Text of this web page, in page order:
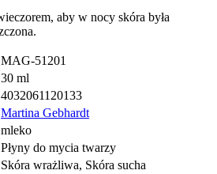
aby w nocy skóra była
MAG-51201
30 ml
4032061120133
Martina Gebhardt
mleko
Płyny do mycia twarzy
Skóra wrażliwa, Skóra sucha